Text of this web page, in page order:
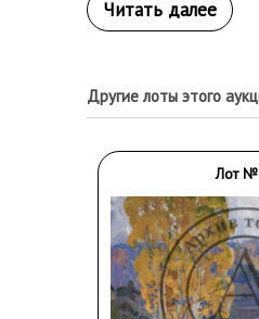
(офорты) с видами
изданной в 1997 году
Другие лоты этого
Лот